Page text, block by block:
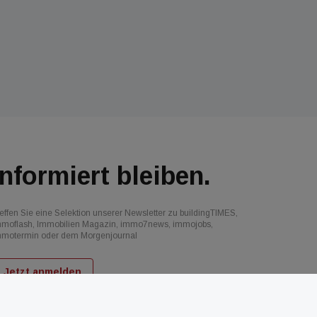
bleiben.
Sie eine Selektion unserer Newsletter zu buildingTIMES,
Immobilien Magazin, immo7news, immojobs,
oder dem Morgenjournal
Jetzt anmelden